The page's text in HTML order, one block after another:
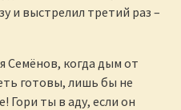
и выстрелил третий раз –
Семёнов, когда дым от
готовы, лишь бы не
Гори ты в аду, если он